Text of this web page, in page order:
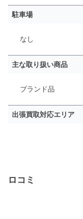
駐車場
なし
主な取り扱い商品
ブランド品
出張買取対応エリア
ロコミ